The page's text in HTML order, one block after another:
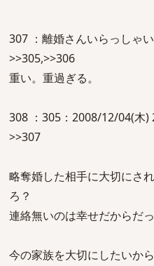
307 ：離婚さんいらっしゃ
>>305,>>306
重い。重過ぎる。
308 ：305：2008/12/04(木)
>>307
略奪婚した相手に大切にさ
ろ？
連絡無いのは幸せだからだ
今の家族を大切にしたいか